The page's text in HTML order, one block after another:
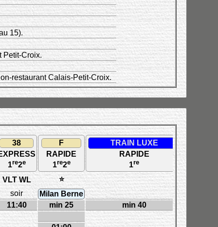
15).
Petit-Croix.
restaurant Calais-Petit-Croix.
38
1re2e
F
RAPIDE
1re2e
TRAIN LUXE
RAPIDE
1re
VLT WL
⭐
soir
Milan Berne
11:40
min 25 min 40